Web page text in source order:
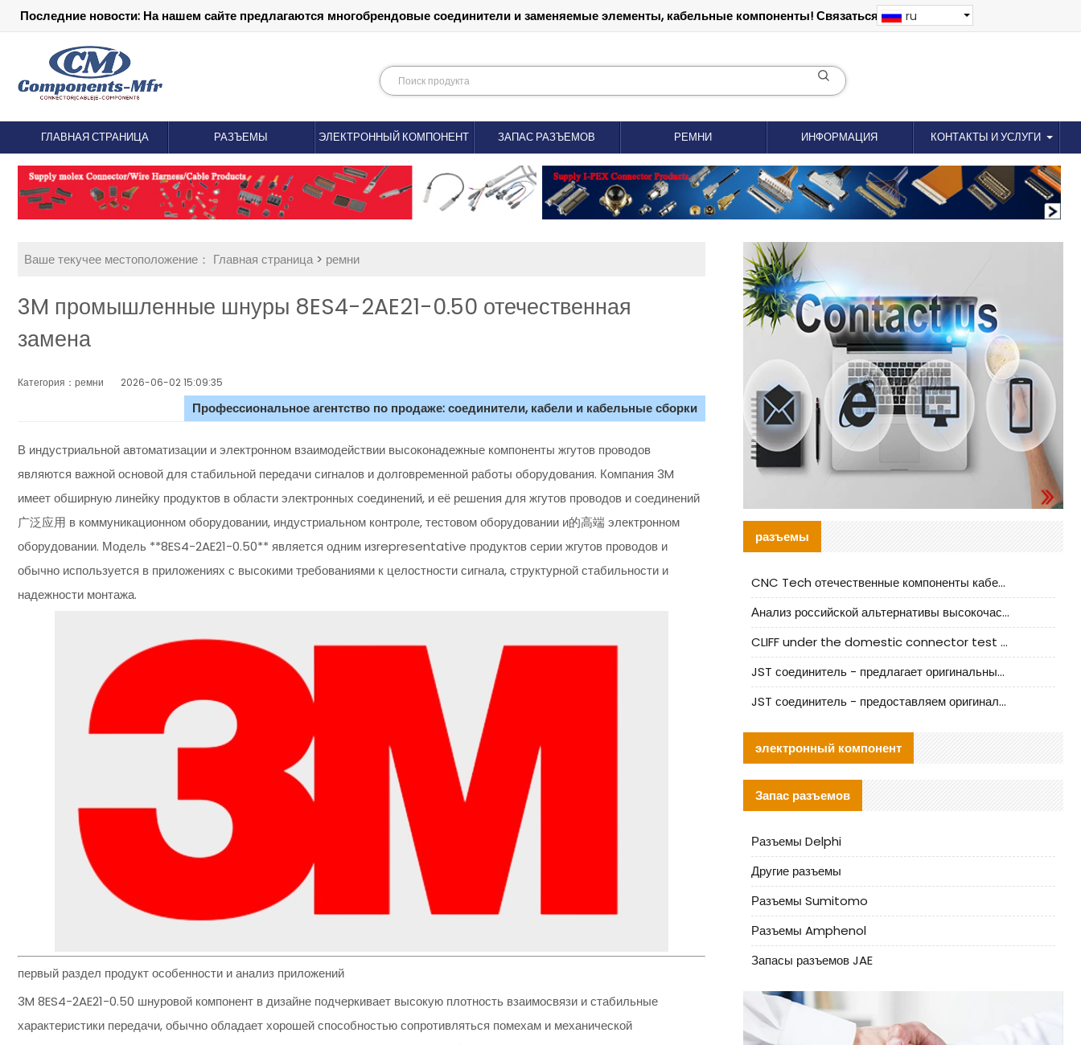
Последние новости: На нашем сайте предлагаются многобрендовые соединители и заменяемые элементы, кабельные компоненты! Связаться: 18012695035
ru
ГЛАВНАЯ СТРАНИЦА РАЗЪЕМЫ ЭЛЕКТРОННЫЙ КОМПОНЕНТ ЗАПАС РАЗЪЕМОВ РЕМНИ ИНФОРМАЦИЯ КОНТАКТЫ И УСЛУГИ
Ваше текучее местоположение： Главная страница> ремни
3M промышленные шнуры 8ES4-2AE21-0.50 отечественная
замена
Категория：ремни 2026-06-02 15:09:35
Профессиональное агентство по продаже: соединители, кабели и кабельные сборки
В индустриальной автоматизации и электронном взаимодействии высоконадежные компоненты жгутов проводов
являются важной основой для стабильной передачи сигналов и долговременной работы оборудования. Компания 3M
имеет обширную линейку продуктов в области электронных соединений, и её решения для жгутов проводов и соединений
广泛应用 в коммуникационном оборудовании, индустриальном контроле, тестовом оборудовании и的高端 электронном
оборудовании. Модель **8ES4-2AE21-0.50** является одним изrepresentative продуктов серии жгутов проводов и
обычно используется в приложениях с высокими требованиями к целостности сигнала, структурной стабильности и
надежности монтажа.
первый раздел продукт особенности и анализ приложений
3M 8ES4-2AE21-0.50 шнуровой компонент в дизайне подчеркивает высокую плотность взаимосвязи и стабильные
характеристики передачи, обычно обладает хорошей способностью сопротивляться помехам и механической
разъемы
CNC Tech отечественные компоненты кабельной арматуры оценка и руководство по производственному внедрению
Анализ российской альтернативы высокочастотных кабельных колодцев I-PEX
CLIFF under the domestic connector test standard update
JST соединитель - предлагает оригинальные и заменяющие JST NSHR-02V-S соединители
JST соединитель - предоставляем оригинальные JST GHR-09V-S соединители и их аналоги
электронный компонент
Запас разъемов
Разъемы Delphi
Другие разъемы
Разъемы Sumitomo
Разъемы Amphenol
Запасы разъемов JAE